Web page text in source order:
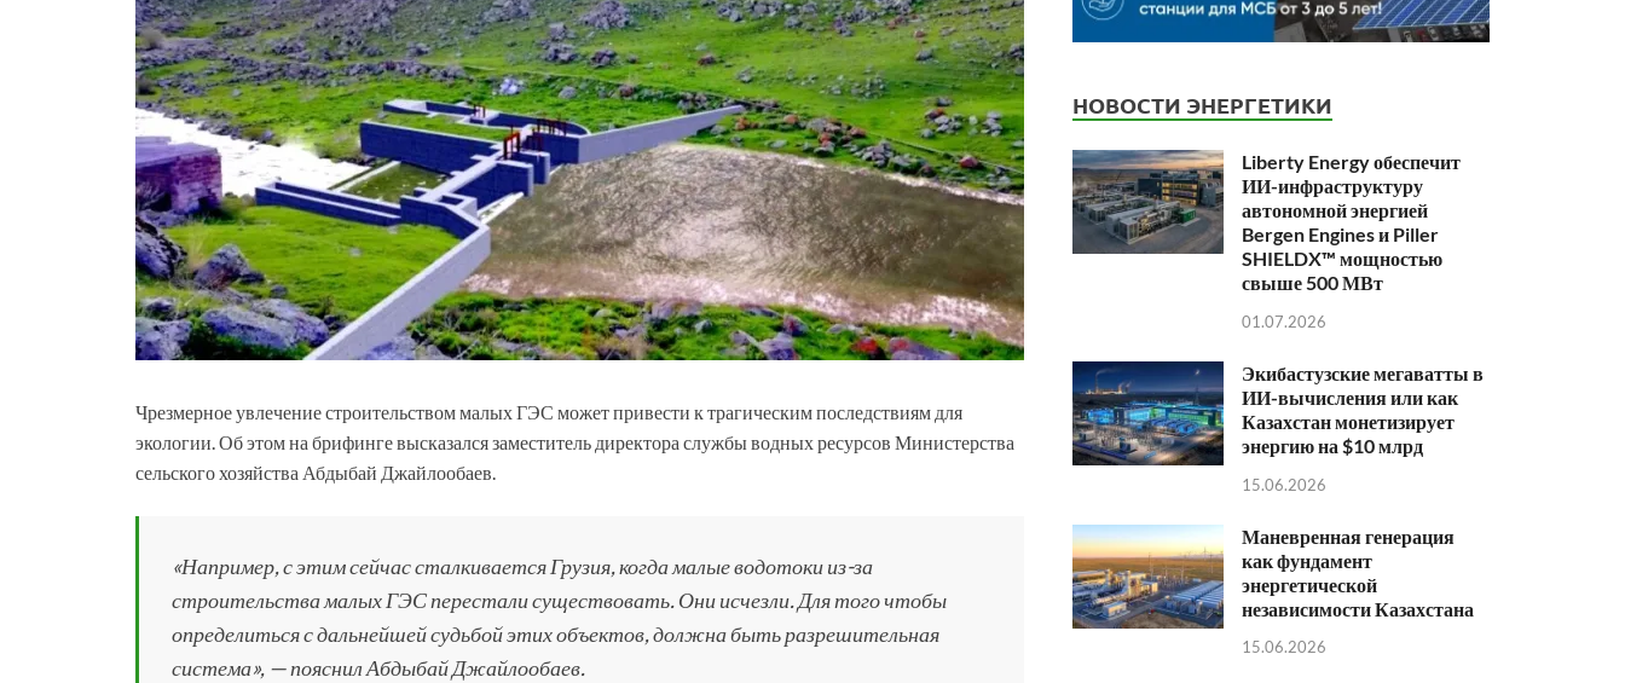
Чрезмерное увлечение строительством малых ГЭС может привести к трагическим последствиям для
экологии. Об этом на брифинге высказался заместитель директора службы водных ресурсов Министерства
сельского хозяйства Абдыбай Джайлообаев.
«Например, с этим сейчас сталкивается Грузия, когда малые водотоки из-за
строительства малых ГЭС перестали существовать. Они исчезли. Для того чтобы
определиться с дальнейшей судьбой этих объектов, должна быть разрешительная
система», — пояснил Абдыбай Джайлообаев.
НОВОСТИ ЭНЕРГЕТИКИ
Liberty Energy обеспечит
ИИ-инфраструктуру
автономной энергией
Bergen Engines и Piller
SHIELDX™ мощностью
свыше 500 МВт
01.07.2026
Экибастузские мегаватты в
ИИ-вычисления или как
Казахстан монетизирует
энергию на $10 млрд
15.06.2026
Маневренная генерация
как фундамент
энергетической
независимости Казахстана
15.06.2026